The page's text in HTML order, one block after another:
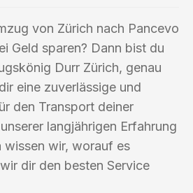
von Zürich nach Pancevo
Geld sparen? Dann bist du
Durr Zürich, genau
eine zuverlässige und
den Transport deiner
langjährigen Erfahrung
wissen wir, worauf es
dir den besten Service